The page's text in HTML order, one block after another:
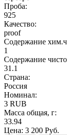
Проба:
925
Качество:
proof
Содержание
1
Содержание
31.1
Страна:
Россия
Номинал:
3 RUB
Масса общая, г:
33.94
Цена: 3 200 Руб.